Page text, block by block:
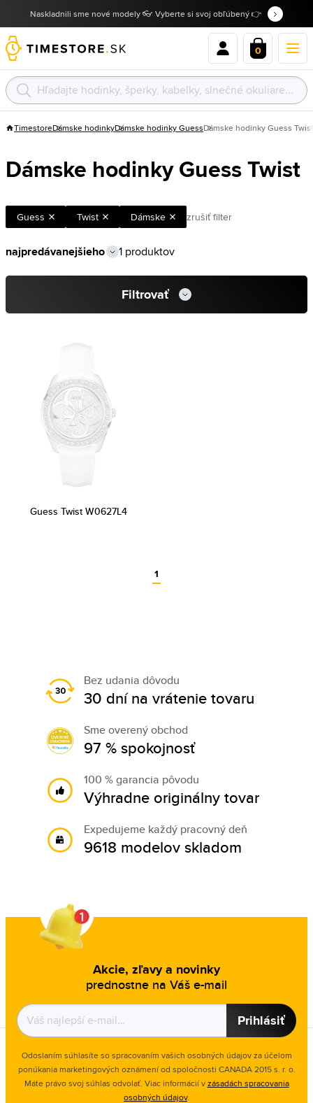
Naskladnili sme nové modely 👓 Vyberte si svoj obľúbený 👉
0
TimestoreDámske hodinkyDámske hodinky GuessDámske hodinky Guess Twist
Dámske hodinky Guess Twist
Guess Twist Dámske zrušiť filter
1 produktov
Filtrovať
Guess Twist W0627L4
1
Bez udania dôvodu
30 dní na vrátenie tovaru
Sme overený obchod
97 % spokojnosť
100 % garancia pôvodu
Výhradne originálny tovar
Expedujeme každý pracovný deň
9618 modelov skladom
Akcie, zľavy a novinky
prednostne na Váš e-mail
Prihlásiť
Odoslaním súhlasíte so spracovaním vašich osobných údajov za účelom
ponúkania marketingových oznámení od spoločnosti CANADA 2015 s. r. o.
Máte právo svoj súhlas odvolať. Viac informácií vzásadách spracovania
osobných údajov.